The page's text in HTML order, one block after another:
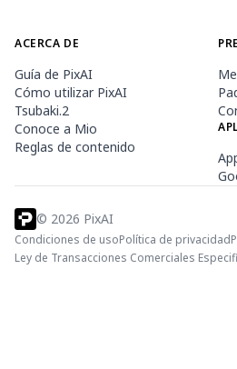
ACERCA DE
Guía de PixAI
Cómo utilizar PixAI
Tsubaki.2
Conoce a Mio
Reglas de contenido
© 2026 PixAI
Condiciones de usoPolítica de privacidad
Ley de Transacciones Comerciales